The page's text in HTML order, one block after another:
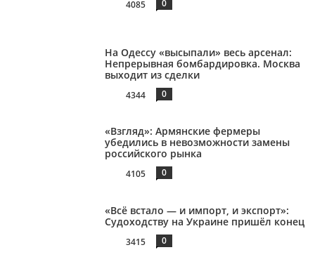
4085 0
На Одессу «высыпали» весь арсенал:
Непрерывная бомбардировка. Москва
выходит из сделки
4344 0
«Взгляд»: Армянские фермеры
убедились в невозможности замены
российского рынка
4105 0
«Всё встало — и импорт, и экспорт»:
Судоходству на Украине пришёл конец
3415 0